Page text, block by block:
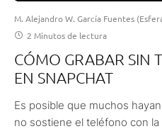
M. Alejandro W. García Fuentes
2 Minutos de lectura
CÓMO GRABAR SIN
EN SNAPCHAT
Es posible que muchos
no sostiene el teléfono con la